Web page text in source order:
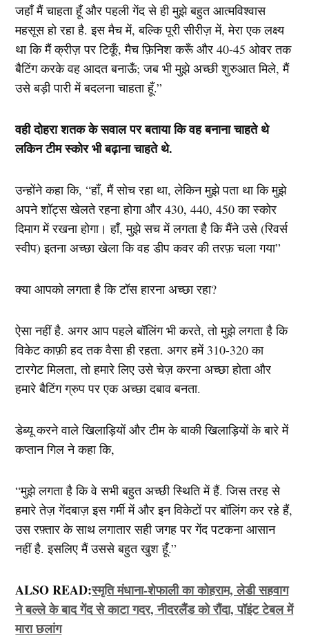
जहाँ मैं चाहता हूँ और पहली गेंद से ही मुझे बहुत आत्मविश्वास
महसूस हो रहा है. इस मैच में, बल्कि पूरी सीरीज़ में, मेरा एक लक्ष्य
था कि मैं क्रीज़ पर टिकूँ, मैच फ़िनिश करूँ और 40-45 ओवर तक
बैटिंग करके वह आदत बनाऊँ; जब भी मुझे अच्छी शुरुआत मिले, मैं
उसे बड़ी पारी में बदलना चाहता हूँ.”
वही दोहरा शतक के सवाल पर बताया कि वह बनाना चाहते थे
लकिन टीम स्कोर भी बढ़ाना चाहते थे.
उन्होंने कहा कि, “हाँ, मैं सोच रहा था, लेकिन मुझे पता था कि मुझे
अपने शॉट्स खेलते रहना होगा और 430, 440, 450 का स्कोर
दिमाग में रखना होगा। हाँ, मुझे सच में लगता है कि मैंने उसे (रिवर्स
स्वीप) इतना अच्छा खेला कि वह डीप कवर की तरफ़ चला गया”
क्या आपको लगता है कि टॉस हारना अच्छा रहा?
ऐसा नहीं है. अगर आप पहले बॉलिंग भी करते, तो मुझे लगता है कि
विकेट काफ़ी हद तक वैसा ही रहता. अगर हमें 310-320 का
टारगेट मिलता, तो हमारे लिए उसे चेज़ करना अच्छा होता और
हमारे बैटिंग ग्रुप पर एक अच्छा दबाव बनता.
डेब्यू करने वाले खिलाड़ियों और टीम के बाकी खिलाड़ियों के बारे में
कप्तान गिल ने कहा कि,
“मुझे लगता है कि वे सभी बहुत अच्छी स्थिति में हैं. जिस तरह से
हमारे तेज़ गेंदबाज़ इस गर्मी में और इन विकेटों पर बॉलिंग कर रहे हैं,
उस रफ़्तार के साथ लगातार सही जगह पर गेंद पटकना आसान
नहीं है. इसलिए मैं उससे बहुत खुश हूँ.”
ALSO READ:स्मृति मंधाना-शेफाली का कोहराम, लेडी सहवाग
ने बल्ले के बाद गेंद से काटा गदर, नीदरलैंड को रौंदा, पॉइंट टेबल में
मारा छलांग